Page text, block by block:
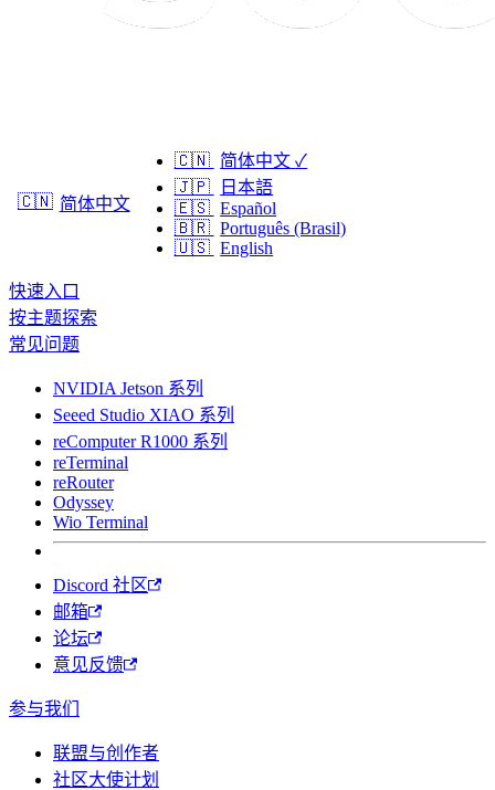
🇨🇳 简体中文
🇨🇳 简体中文 ✓
🇯🇵
日本語
🇪🇸 Español
🇧🇷 Português (Brasil)
🇺🇸 English
快速入口
按主题探索
常见问题
NVIDIA Jetson 系列
Seeed Studio XIAO 系列
reComputer R1000 系列
reTerminal
reRouter
Odyssey
Wio Terminal
Discord 社区
邮箱
论坛
意见反馈
参与我们
联盟与创作者
社区大使计划